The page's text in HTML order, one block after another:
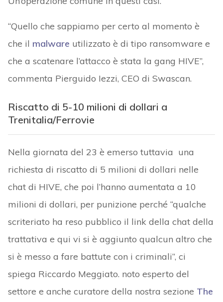
“Quello che sappiamo per certo al momento è
che il malware utilizzato è di tipo ransomware e
che a scatenare l’attacco è stata la gang HIVE”,
commenta Pierguido Iezzi, CEO di Swascan.
Riscatto di 5-10 milioni di dollari a
Trenitalia/Ferrovie
Nella giornata del 23 è emerso tuttavia una
richiesta di riscatto di 5 milioni di dollari nelle
chat di HIVE, che poi l’hanno aumentata a 10
milioni di dollari, per punizione perché “qualche
scriteriato ha reso pubblico il link della chat della
trattativa e qui vi si è aggiunto qualcun altro che
si è messo a fare battute con i criminali”, ci
spiega Riccardo Meggiato. noto esperto del
settore e anche curatore della nostra sezione The